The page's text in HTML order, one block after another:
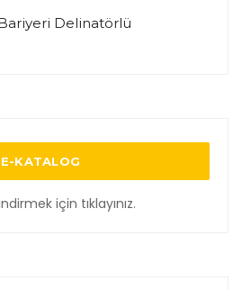
Delinatörlü
E-KATALOG
için tıklayınız.